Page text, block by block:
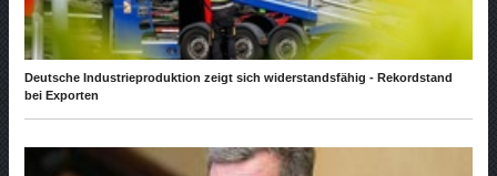
Deutsche Industrieproduktion zeigt sich widerstandsfähig - Rekordstand
bei Exporten